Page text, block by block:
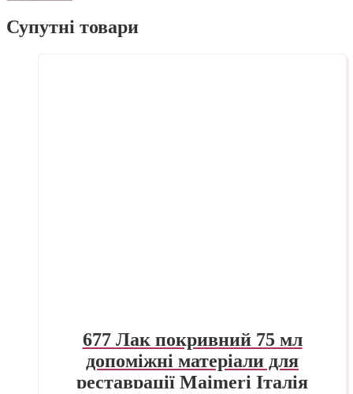
Супутні товари
677 Лак покривний 75 мл
допоміжні матеріали для
реставрації Maimeri Італія